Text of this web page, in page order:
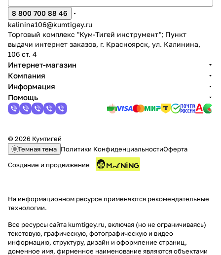
8 800 700 88 46
kalinina106@kumtigey.ru
Торговый комплекс "Кум-Тигей инструмент"; Пункт
выдачи интернет заказов, г. Красноярск, ул. Калинина,
106 ст. 4
Интернет-магазин
Компания
Информация
Помощь
© 2026 Кумтигей
Темная тема Политики КонфиденциальностиОферта
Создание и продвижение
На информационном ресурсе применяются рекомендательные
технологии.
Все ресурсы сайта kumtigey.ru, включая (но не ограничиваясь)
текстовую, графическую, фотографическую и видео
информацию, структуру, дизайн и оформление страниц,
доменное имя, фирменное наименование являются объектами